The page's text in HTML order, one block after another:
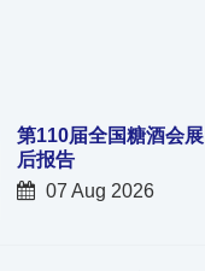
第110届全国糖酒会展
后报告
07 Aug 2026